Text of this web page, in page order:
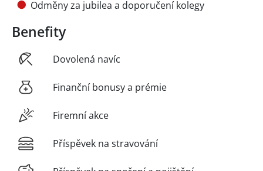
Odměny za jubilea a doporučení kolegy
Benefity
Dovolená navíc
Finanční bonusy a prémie
Firemní akce
Příspěvek na stravování